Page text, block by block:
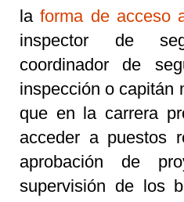
laforma de acceso
inspector de
coordinador de
inspección o capitán
que en la carrera
acceder a puestos
aprobación de
supervisión de los